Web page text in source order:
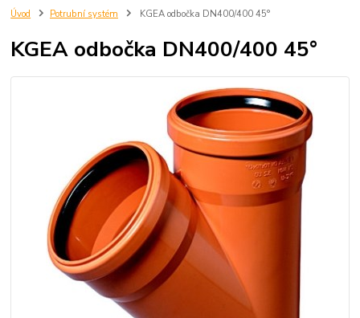
Úvod Potrubní systém KGEA odbočka DN400/400 45°
KGEA odbočka DN400/400 45°